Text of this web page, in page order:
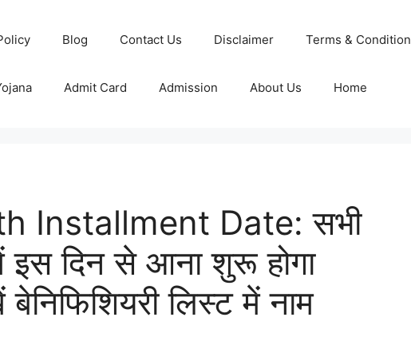
Blog Contact Us Disclaimer Terms & Condition
Admit Card Admission About Us Home
Installment Date: सभी
दिन से आना शुरू होगा
लिस्ट में नाम